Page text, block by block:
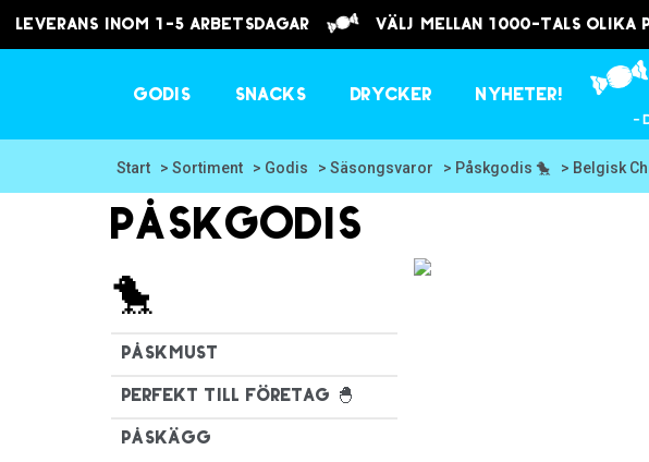
Leverans inom 1-5 arbetsdagar välj mellan 1000-tals olika
Godis Snacks Drycker Nyheter!
Start > Sortiment > Godis > Säsongsvaror > Påskgodis 🐤 > Belgisk
Påskgodis
🐤
Påskmust
Perfekt till företag 🐣
påskägg